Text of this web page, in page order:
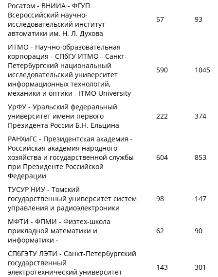
Росатом - ВНИИА - ФГУП
Всероссийский научно-
исследовательский институт
автоматики им. Н. Л. Духова
57 93
ИТМО - Научно-образовательная
корпорация - СПбГУ ИТМО - Санкт-
Петербургский национальный
исследовательский университет
информационных технологий,
механики и оптики - ITMO University
590 1045
УрФУ - Уральский федеральный
университет имени первого
Президента России Б.Н. Ельцина
222 374
РАНХиГС - Президентская академия -
Российская академия народного
хозяйства и государственной службы
при Президенте Российской
Федерации
604 853
ТУСУР НИУ - Томский
государственный университет систем
управления и радиоэлектроники
98 147
МФТИ - ФПМИ - Физтех-школа
прикладной математики и
информатики -
62 90
СПбГЭТУ ЛЭТИ - Санкт-Петербургский
государственный
электротехнический университет
143 301